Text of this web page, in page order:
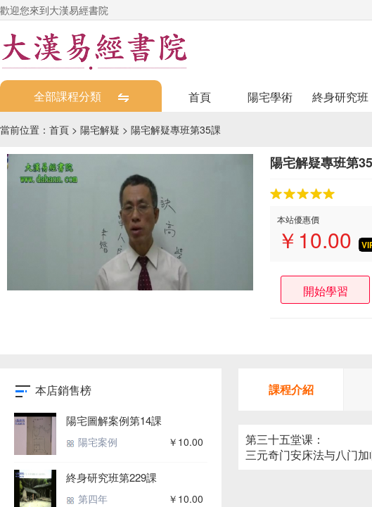
歡迎您來到大漢易經書院
全部課程分類 首頁 陽宅學術 終身研究班
當前位置： 首頁 > 陽宅解疑 > 陽宅解疑專班第35課
陽宅解疑專班第
本站優惠價
￥ 10.00
開始學習
本店銷售榜
陽宅圖解案例第14課
陽宅案例 ￥10.00
終身研究班第229課
第四年 ￥10.00
課程介紹
第三十五堂课：
三元奇门安床法与八门加